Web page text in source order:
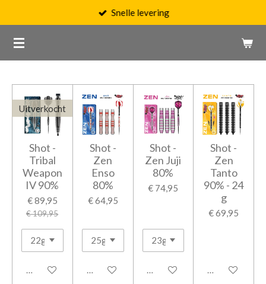
naar
de
Snelle levering
Uitverkocht
Shot -
Tribal
Weapon
IV 90%
€ 89,95
€ 109,95
Houd mij op de hoogte
Shot -
Zen
Enso
80%
€ 64,95
In winkelwagen
Shot -
Zen Juji
80%
€ 74,95
In winkelwagen
Shot -
Zen
Tanto
90% - 24
g
€ 69,95
In